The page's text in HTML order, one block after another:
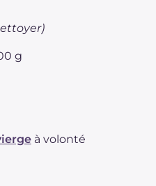
g
à volonté